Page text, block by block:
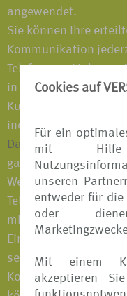
Cookies auf
Für ein
mit
unseren
entweder für
oder
Mit einem
akzeptieren
angewendet.
Sie können Ihre
Kommunikation
Telefon, per Link zum
in unseren
Kurzwahlnummer in
indem Sie uns
Datenschutz@tui.de
ganz oder teilweise
Werbung mehr über
Telefon) mehr
mitteilen wie einen
Einwilligungen für
separat erteilten
Kommunikation durch